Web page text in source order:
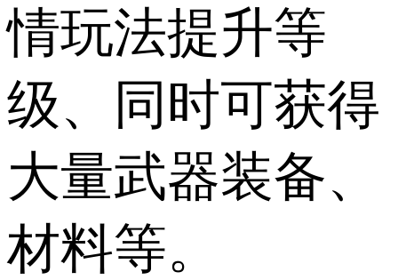
情玩法提升等
级、同时可获得
大量武器装备、
材料等。